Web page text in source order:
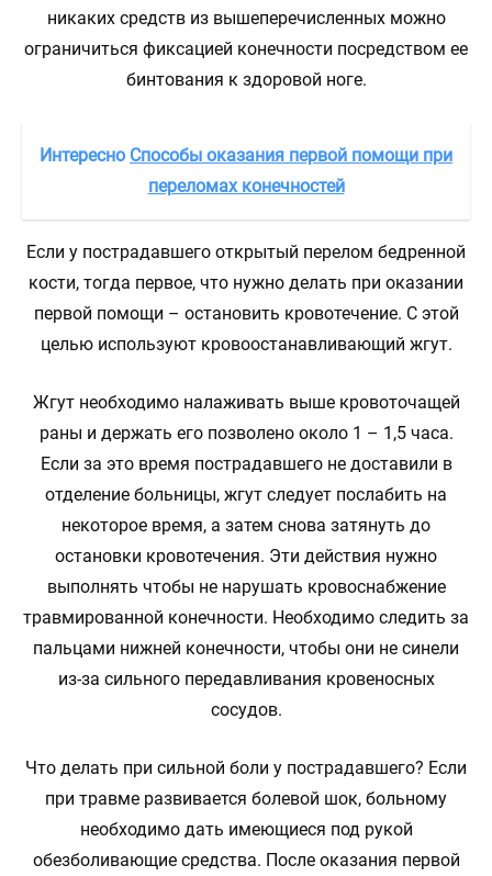
никаких средств из вышеперечисленных можно
ограничиться фиксацией конечности посредством ее
бинтования к здоровой ноге.
Интересно Способы оказания первой помощи при
переломах конечностей
Если у пострадавшего открытый перелом бедренной
кости, тогда первое, что нужно делать при оказании
первой помощи – остановить кровотечение. С этой
целью используют кровоостанавливающий жгут.
Жгут необходимо налаживать выше кровоточащей
раны и держать его позволено около 1 – 1,5 часа.
Если за это время пострадавшего не доставили в
отделение больницы, жгут следует послабить на
некоторое время, а затем снова затянуть до
остановки кровотечения. Эти действия нужно
выполнять чтобы не нарушать кровоснабжение
травмированной конечности. Необходимо следить за
пальцами нижней конечности, чтобы они не синели
из-за сильного передавливания кровеносных
сосудов.
Что делать при сильной боли у пострадавшего? Если
при травме развивается болевой шок, больному
необходимо дать имеющиеся под рукой
обезболивающие средства. После оказания первой